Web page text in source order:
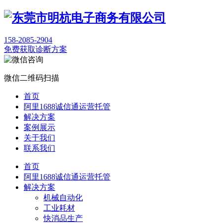
158-2085-2904
免费获取诊断方案
微信二维码扫描
首页
阿里1688诚信通运营托管
解决方案
案例展示
关于我们
联系我们
首页
阿里1688诚信通运营托管
解决方案
机械自动化
工业耗材
快消品生产